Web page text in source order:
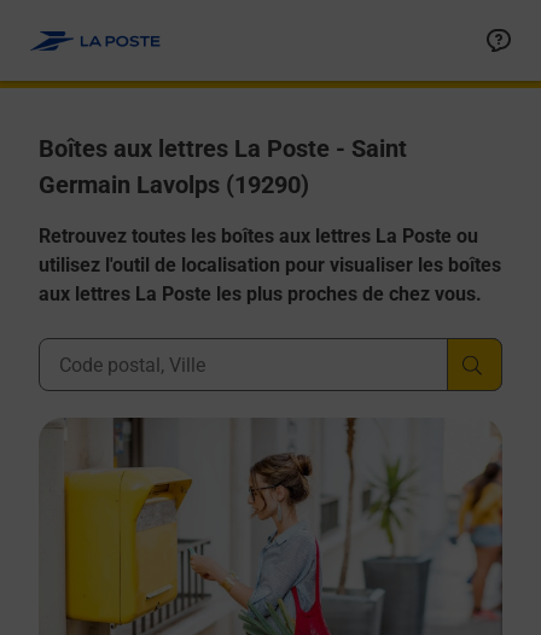
Boîtes aux lettres La Poste - Saint
Germain Lavolps (19290)
Retrouvez toutes les boîtes aux lettres La Poste ou
utilisez l'outil de localisation pour visualiser les boîtes
aux lettres La Poste les plus proches de chez vous.
Ville, Département, Code Postal